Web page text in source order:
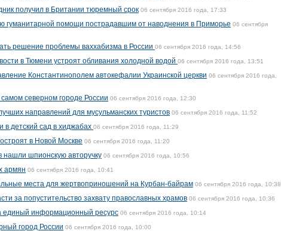
получил в Британии тюремный срок 06 сентября 2016 года, 17:33
гуманитарной помощи пострадавшим от наводнения в Приморье 06 сентября
решение проблемы ваххабизма в России 06 сентября 2016 года, 14:56
в Тюмени устроят обливания холодной водой 06 сентября 2016 года, 13:51
Константинополем автокефалии Украинской церкви 06 сентября 2016 года,
северном городе России 06 сентября 2016 года, 12:30
направлений для мусульманских туристов 06 сентября 2016 года, 11:52
в детский сад в хиджабах 06 сентября 2016 года, 11:29
в Новой Москве 06 сентября 2016 года, 11:20
нашли шпионскую авторучку 06 сентября 2016 года, 10:56
армян 06 сентября 2016 года, 10:41
места для жертвоприношений на Курбан-байрам 06 сентября 2016 года, 10:38
за попустительство захвату православных храмов 06 сентября 2016 года, 10:36
единый информационный ресурс 06 сентября 2016 года, 10:14
город России 06 сентября 2016 года, 10:00